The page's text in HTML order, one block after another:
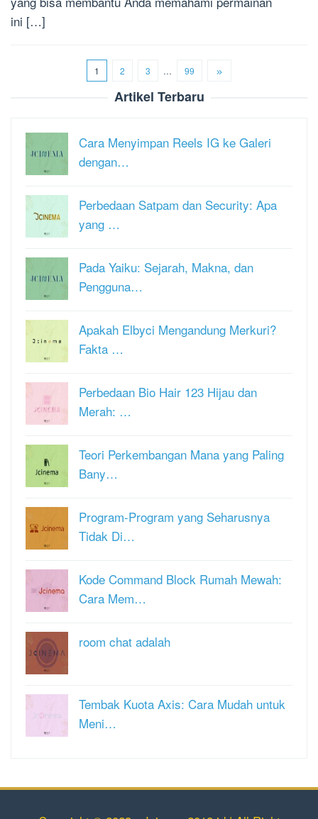
ini […]
1 2 3 … 99
Artikel Terbaru
Cara Menyimpan Reels IG ke Galeri
dengan…
Perbedaan Satpam dan Security: Apa
yang …
Pada Yaiku: Sejarah, Makna, dan
Pengguna…
Apakah Elbyci Mengandung Merkuri?
Fakta …
Perbedaan Bio Hair 123 Hijau dan
Merah: …
Teori Perkembangan Mana yang Paling
Bany…
Program-Program yang Seharusnya
Tidak Di…
Kode Command Block Rumah Mewah:
Cara Mem…
room chat adalah
Tembak Kuota Axis: Cara Mudah untuk
Meni…